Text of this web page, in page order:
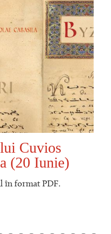
Cuvios
(20 Iunie)
în format PDF.